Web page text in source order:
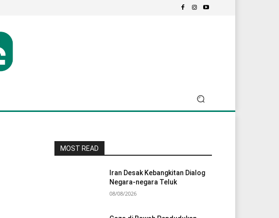
MOST READ
Iran Desak Kebangkitan Dialog
Negara-negara Teluk
08/08/2026